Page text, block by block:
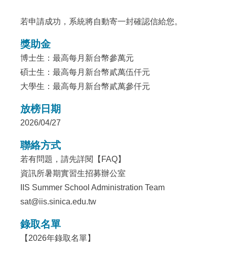
若申請成功，系統將自動寄一封確認信給您。
獎助金
博士生：最高每月新台幣參萬元
碩士生：最高每月新台幣貳萬伍仟元
大學生：最高每月新台幣貳萬參仟元
放榜日期
2026/04/27
聯絡方式
若有問題，請先詳閱【 FAQ】
資訊所暑期實習生招募辦公室
IIS Summer School Administration Team
sat@iis.sinica.edu.tw
錄取名單
【2026年錄取名單】